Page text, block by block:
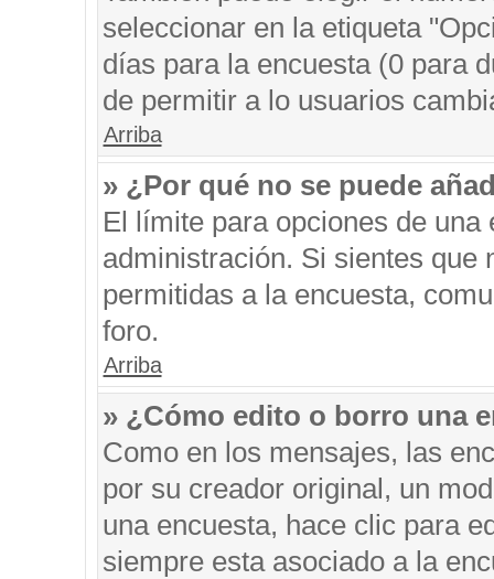
seleccionar en la etiqueta
días para la encuesta (0 para
de permitir a lo usuarios
Arriba
» ¿Por qué no se puede
El límite para opciones de una
administración. Si sientes que
permitidas a la encuesta,
foro.
Arriba
» ¿Cómo edito o borro una
Como en los mensajes, las
por su creador original, un
una encuesta, hace clic para
siempre esta asociado a la